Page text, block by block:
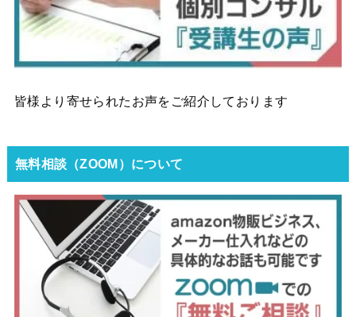
皆様より寄せられたお声をご紹介しております
無料相談（ZOOM）について